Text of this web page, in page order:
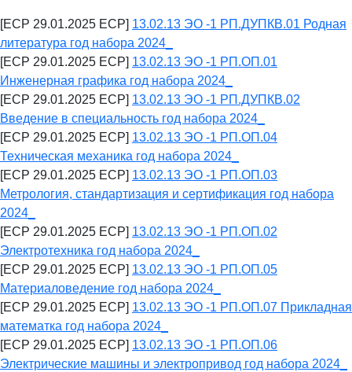
[ECP 29.01.2025 ECP] 13.02.13 ЭО -1 РП.ДУПКВ.01 Родная
литература год набора 2024_
[ECP 29.01.2025 ECP] 13.02.13 ЭО -1 РП.ОП.01
Инженерная графика год набора 2024_
[ECP 29.01.2025 ECP] 13.02.13 ЭО -1 РП.ДУПКВ.02
Введение в специальность год набора 2024_
[ECP 29.01.2025 ECP] 13.02.13 ЭО -1 РП.ОП.04
Техническая механика год набора 2024_
[ECP 29.01.2025 ECP] 13.02.13 ЭО -1 РП.ОП.03
Метрология, стандартизация и сертификация год набора
2024_
[ECP 29.01.2025 ECP] 13.02.13 ЭО -1 РП.ОП.02
Электротехника год набора 2024_
[ECP 29.01.2025 ECP] 13.02.13 ЭО -1 РП.ОП.05
Материаловедение год набора 2024_
[ECP 29.01.2025 ECP] 13.02.13 ЭО -1 РП.ОП.07 Прикладная
математка год набора 2024_
[ECP 29.01.2025 ECP] 13.02.13 ЭО -1 РП.ОП.06
Электрические машины и электропривод год набора 2024_